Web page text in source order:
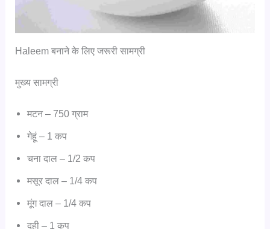
Haleem बनाने के लिए जरूरी सामग्री
मुख्य सामग्री
मटन – 750 ग्राम
गेहूं – 1 कप
चना दाल – 1/2 कप
मसूर दाल – 1/4 कप
मूंग दाल – 1/4 कप
दही – 1 कप